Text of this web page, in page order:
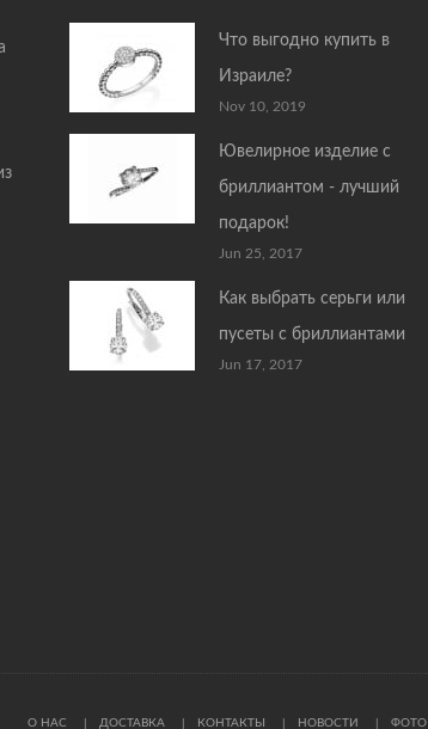
Что выгодно купить в
Израиле?
Nov 10, 2019
Ювелирное изделие с
бриллиантом - лучший
подарок!
Jun 25, 2017
Как выбрать серьги или
пусеты с бриллиантами
Jun 17, 2017
О НАС ДОСТАВКА КОНТАКТЫ НОВОСТИ ФОТО